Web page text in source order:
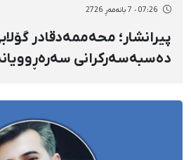
07:26 - 7 بانەمەڕ 2726
دەسبەسەرکرانی